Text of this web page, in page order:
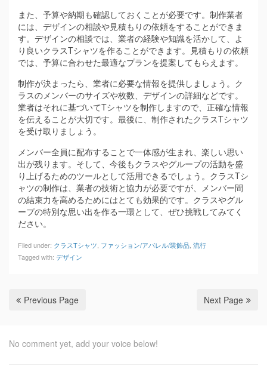
また、予算や納期も確認しておくことが必要です。制作業者
には、デザインの相談や見積もりの依頼をすることができま
す。デザインの相談では、業者の経験や知識を活かして、よ
り良いクラスTシャツを作ることができます。見積もりの依頼
では、予算に合わせた最適なプランを提案してもらえます。
制作が決まったら、業者に必要な情報を提供しましょう。ク
ラスのメンバーのサイズや枚数、デザインの詳細などです。
業者はそれに基づいてTシャツを制作しますので、正確な情報
を伝えることが大切です。最後に、制作されたクラスTシャツ
を受け取りましょう。
メンバー全員に配布することで一体感が生まれ、楽しい思い
出が残ります。そして、今後もクラスやグループの活動を盛
り上げるためのツールとして活用できるでしょう。クラスTシ
ャツの制作は、業者の技術と協力が必要ですが、メンバー間
の結束力を高めるためにはとても効果的です。クラスやグル
ープの特別な思い出を作る一環として、ぜひ挑戦してみてく
ださい。
Filed under: クラスTシャツ ファッション/アパレル/装飾品 流行
Tagged with: デザイン
Previous Page Next Page
No comment yet, add your voice below!